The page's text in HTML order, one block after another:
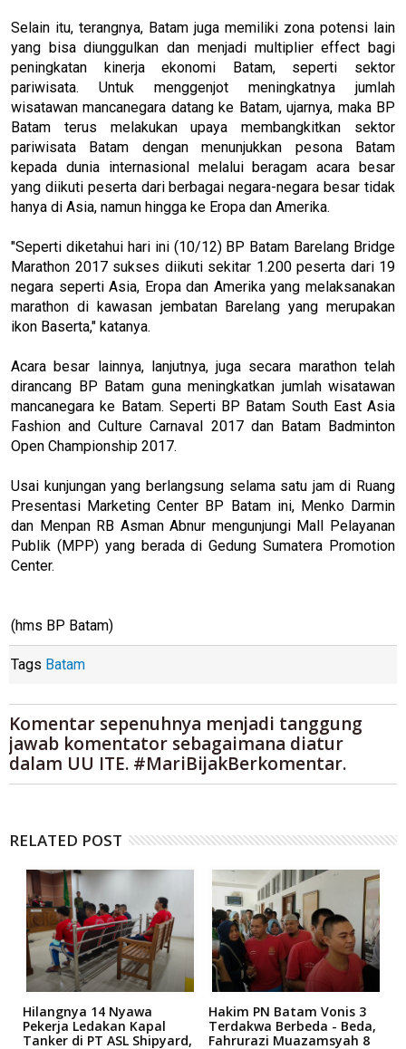
Selain itu, terangnya, Batam juga memiliki zona potensi lain
yang bisa diunggulkan dan menjadi multiplier effect bagi
peningkatan kinerja ekonomi Batam, seperti sektor
pariwisata. Untuk menggenjot meningkatnya jumlah
wisatawan mancanegara datang ke Batam, ujarnya, maka BP
Batam terus melakukan upaya membangkitkan sektor
pariwisata Batam dengan menunjukkan pesona Batam
kepada dunia internasional melalui beragam acara besar
yang diikuti peserta dari berbagai negara-negara besar tidak
hanya di Asia, namun hingga ke Eropa dan Amerika.
"Seperti diketahui hari ini (10/12) BP Batam Barelang Bridge
Marathon 2017 sukses diikuti sekitar 1.200 peserta dari 19
negara seperti Asia, Eropa dan Amerika yang melaksanakan
marathon di kawasan jembatan Barelang yang merupakan
ikon Baserta," katanya.
Acara besar lainnya, lanjutnya, juga secara marathon telah
dirancang BP Batam guna meningkatkan jumlah wisatawan
mancanegara ke Batam. Seperti BP Batam South East Asia
Fashion and Culture Carnaval 2017 dan Batam Badminton
Open Championship 2017.
Usai kunjungan yang berlangsung selama satu jam di Ruang
Presentasi Marketing Center BP Batam ini, Menko Darmin
dan Menpan RB Asman Abnur mengunjungi Mall Pelayanan
Publik (MPP) yang berada di Gedung Sumatera Promotion
Center.
(hms BP Batam)
Tags Batam
Komentar sepenuhnya menjadi tanggung
jawab komentator sebagaimana diatur
dalam UU ITE. #MariBijakBerkomentar.
RELATED POST
Hilangnya 14 Nyawa
Pekerja Ledakan Kapal
Tanker di PT ASL Shipyard,
Hakim PN Batam Vonis 3
Terdakwa Berbeda - Beda,
Fahrurazi Muazamsyah 8